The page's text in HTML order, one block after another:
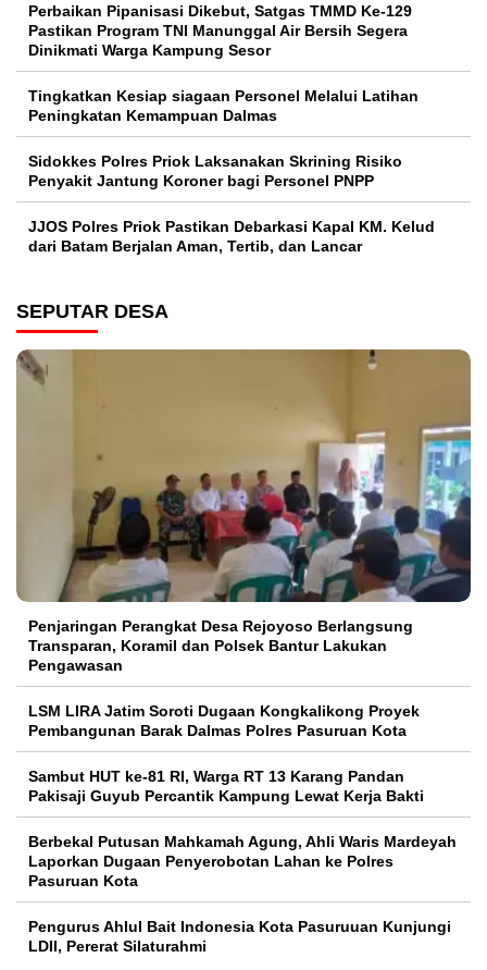
Perbaikan Pipanisasi Dikebut, Satgas TMMD Ke-129
Pastikan Program TNI Manunggal Air Bersih Segera
Dinikmati Warga Kampung Sesor
Tingkatkan Kesiap siagaan Personel Melalui Latihan
Peningkatan Kemampuan Dalmas
Sidokkes Polres Priok Laksanakan Skrining Risiko
Penyakit Jantung Koroner bagi Personel PNPP
JJOS Polres Priok Pastikan Debarkasi Kapal KM. Kelud
dari Batam Berjalan Aman, Tertib, dan Lancar
SEPUTAR DESA
Penjaringan Perangkat Desa Rejoyoso Berlangsung
Transparan, Koramil dan Polsek Bantur Lakukan
Pengawasan
LSM LIRA Jatim Soroti Dugaan Kongkalikong Proyek
Pembangunan Barak Dalmas Polres Pasuruan Kota
Sambut HUT ke-81 RI, Warga RT 13 Karang Pandan
Pakisaji Guyub Percantik Kampung Lewat Kerja Bakti
Berbekal Putusan Mahkamah Agung, Ahli Waris Mardeyah
Laporkan Dugaan Penyerobotan Lahan ke Polres
Pasuruan Kota
Pengurus Ahlul Bait Indonesia Kota Pasuruuan Kunjungi
LDII, Pererat Silaturahmi